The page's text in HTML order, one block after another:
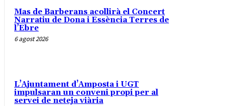
Mas de Barberans acollirà el Concert
Narratiu de Dona i Essència Terres de
l’Ebre
6 agost 2026
L’Ajuntament d’Amposta i UGT
impulsaran un conveni propi per al
servei de neteja viària